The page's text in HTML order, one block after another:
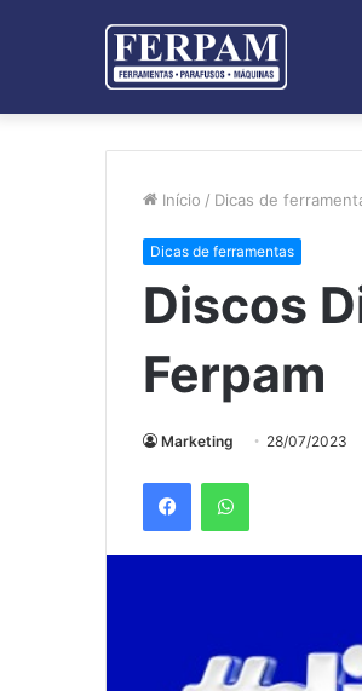
Início / Dicas de
Dicas de ferramentas
Discos
Ferpam
Marketing 28/07/2023